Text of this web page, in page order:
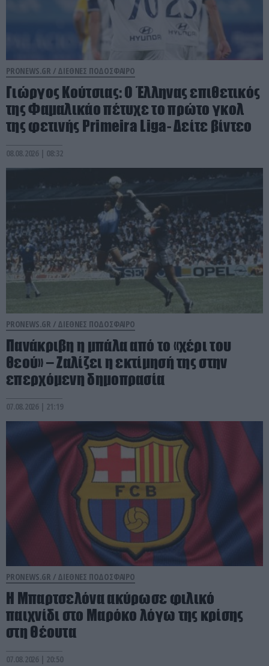
PRONEWS.GR / ΔΙΕΘΝΕΣ ΠΟΔΟΣΦΑΙΡΟ
Γιώργος Κούτσιας: Ο Έλληνας επιθετικός
της Φαμαλικάο πέτυχε το πρώτο γκολ
της φετινής Primeira Liga- Δείτε βίντεο
08.08.2026 | 08:32
PRONEWS.GR / ΔΙΕΘΝΕΣ ΠΟΔΟΣΦΑΙΡΟ
Πανάκριβη η μπάλα από το «χέρι του
θεού» – Ζαλίζει η εκτίμησή της στην
επερχόμενη δημοπρασία
07.08.2026 | 21:19
PRONEWS.GR / ΔΙΕΘΝΕΣ ΠΟΔΟΣΦΑΙΡΟ
Η Μπαρτσελόνα ακύρωσε φιλικό
παιχνίδι στο Μαρόκο λόγω της κρίσης
στη Θέουτα
07.08.2026 | 20:50